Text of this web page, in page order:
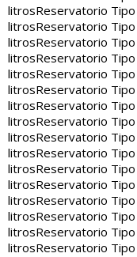
litrosReservatorio Tipo
litrosReservatorio Tipo
litrosReservatorio Tipo
litrosReservatorio Tipo
litrosReservatorio Tipo
litrosReservatorio Tipo
litrosReservatorio Tipo
litrosReservatorio Tipo
litrosReservatorio Tipo
litrosReservatorio Tipo
litrosReservatorio Tipo
litrosReservatorio Tipo
litrosReservatorio Tipo
litrosReservatorio Tipo
litrosReservatorio Tipo
litrosReservatorio Tipo